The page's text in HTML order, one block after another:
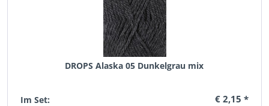
DROPS Alaska 05 Dunkelgrau mix
Im Set: € 2,15 *